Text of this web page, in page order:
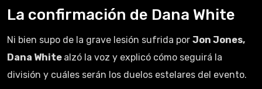
La confirmación de Dana White
Ni bien supo de la grave lesión sufrida por Jon Jones,
Dana White alzó la voz y explicó cómo seguirá la
división y cuáles serán los duelos estelares del evento.